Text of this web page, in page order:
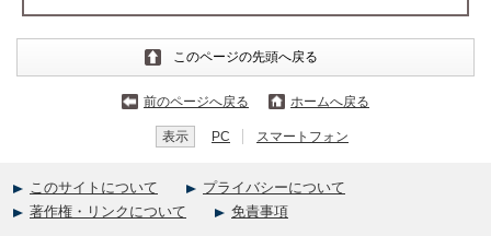
このページの先頭へ戻る
前のページへ戻る ホームへ戻る
表示 PC スマートフォン
このサイトについて
プライバシーについて
著作権・リンクについて
免責事項